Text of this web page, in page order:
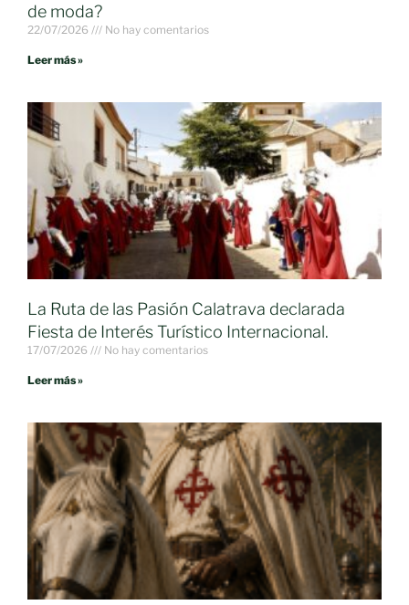
de moda?
22/07/2026 No hay comentarios
Leer más »
La Ruta de las Pasión Calatrava declarada
Fiesta de Interés Turístico Internacional.
17/07/2026 No hay comentarios
Leer más »